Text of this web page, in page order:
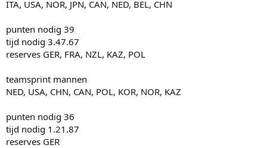
ITA, USA, NOR, JPN, CAN, NED, BEL, CHN
punten nodig 39
tijd nodig 3.47.67
reserves GER, FRA, NZL, KAZ, POL
teamsprint mannen
NED, USA, CHN, CAN, POL, KOR, NOR, KAZ
punten nodig 36
tijd nodig 1.21.87
reserves GER